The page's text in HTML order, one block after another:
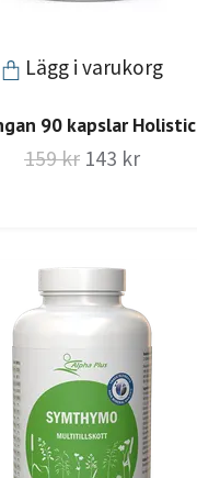
Lägg i varukorg
90 kapslar Holistic
159 kr 143 kr